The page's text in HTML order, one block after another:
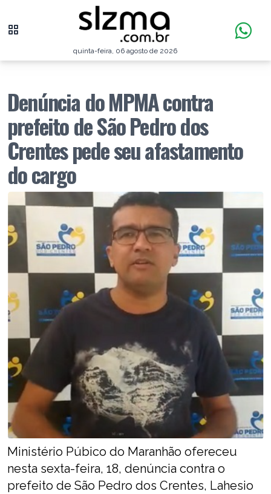
quinta-feira, 06 agosto de 2026
Denúncia do MPMA contra
prefeito de São Pedro dos
Crentes pede seu afastamento
do cargo
Ministério Púbico do Maranhão ofereceu
nesta sexta-feira, 18, denúncia contra o
prefeito de São Pedro dos Crentes, Lahesio